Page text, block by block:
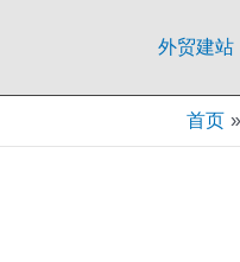
外贸建站
首页